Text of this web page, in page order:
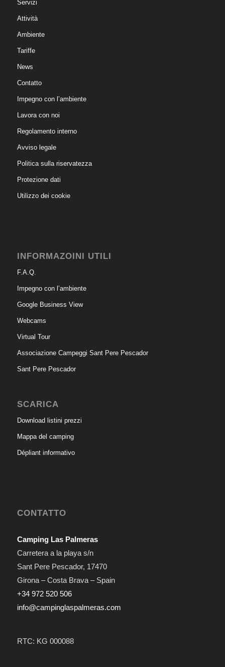
Servizi
Attività
Ambiente
Tariffe
News
Contatto
Impegno con l’ambiente
Lavora con noi
Regolamento interno
Avviso legale
Politica sulla riservatezza
Protezione dati
Utilizzo dei cookie
INFORMAZOINI UTILI
F.A.Q.
Impegno con l’ambiente
Google Business View
Webcams
Virtual Tour
Associazione Campeggi Sant Pere Pescador
Sant Pere Pescador
SCARICA
Download listini prezzi
Mappa del camping
Dépliant informativo
CONTATTO
Camping Las Palmeras
Carretera a la playa s/n
Sant Pere Pescador, 17470
Girona – Costa Brava – Spain
+34 972 520 506
info@campinglaspalmeras.com
RTC: KG 000088